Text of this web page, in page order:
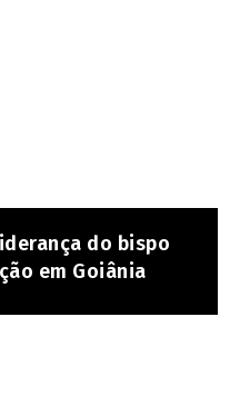
do bispo
em Goiânia